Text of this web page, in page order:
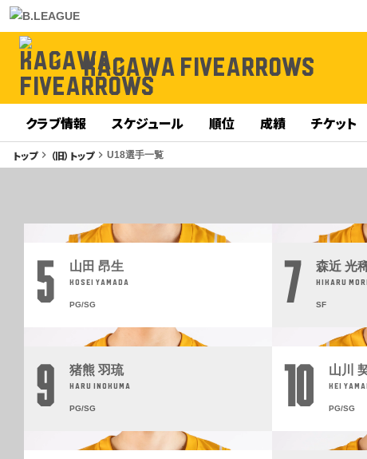
KAGAWA FIVEARROWS
クラブ情報 スケジュール 順位 成績 チケット
トップkeyboard_arrow_right （旧）トップkeyboard_arrow_right U18選手一覧
5 山田 昂生
KOSEI YAMADA
PG/SG 7 森近 光
HIKARU
SF
9 猪熊 羽琉
HARU INOKUMA
PG/SG 10 山川
KEI
PG/SG